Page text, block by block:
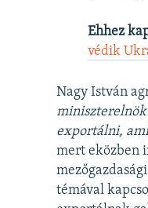
Ehhez
védik
Nagy István
exportálni,
mert eközben
témával